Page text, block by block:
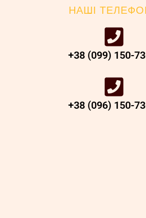
НАШІ
+38 (099) 150-
+38 (096) 150-